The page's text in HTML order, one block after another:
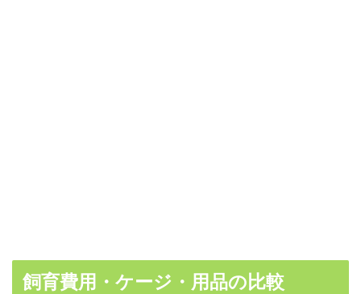
飼育費用・ケージ・用品の比較